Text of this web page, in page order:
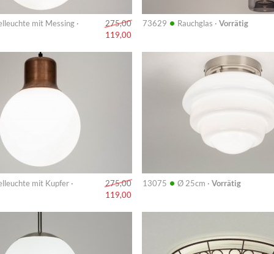
mit Messing ·
275,00
119,00
73629 • Rauchglas · Vorrätig
mit Kupfer ·
275,00
119,00
13075 • Ø 25cm · Vorrätig
Info
Info